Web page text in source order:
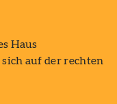
Haus
auf der rechten